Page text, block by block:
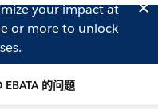
your impact at
or more to unlock
EBATA 的问题